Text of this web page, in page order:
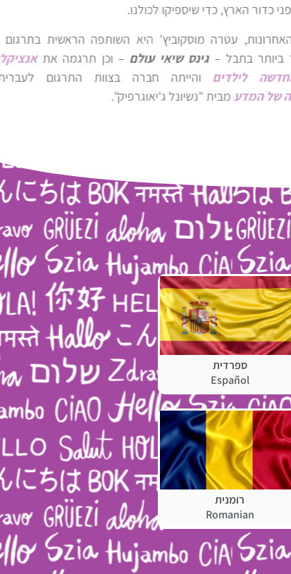
הראשית בתרגום הספר
תרגמה אתאנציקלופדיה
התרגום לעברית של
ספרדית
Español
רומנית
Romanian